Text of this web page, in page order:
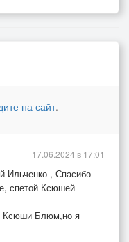
на сайт.
Ильченко , Спасибо
спетой Ксюшей
Ксюши Блюм,но я
17.06.2024 в 17:01